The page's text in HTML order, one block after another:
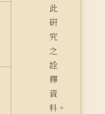
此
研
究
之
詮
釋
資
料。